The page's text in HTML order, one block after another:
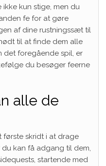
kun stige, men du
fe for at gøre
af ​​dine rustningssæt til
til at finde dem alle
det foregående spil, er
du besøger feerne
alle de
første skridt i at drage
kan få adgang til dem,
startende med